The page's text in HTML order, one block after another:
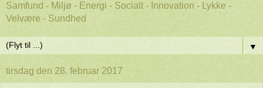
Samfund - Miljø - Energi - Socialt - Innovation - Lykke -
Velvære - Sundhed
▼
tirsdag den 28. februar 2017